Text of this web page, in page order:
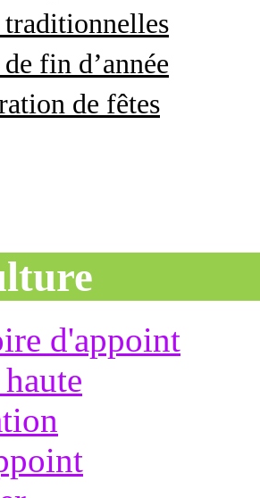
traditionnelles
fin d’année
de fêtes
d'appoint